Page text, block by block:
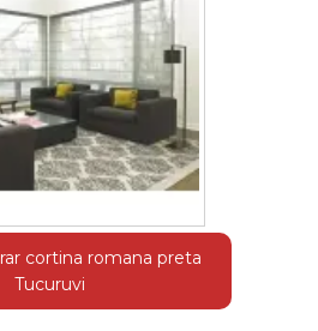
cortina romana preta
Tucuruvi